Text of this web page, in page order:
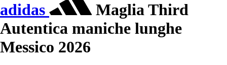
adidas
Maglia Third
Autentica maniche lunghe
Messico 2026